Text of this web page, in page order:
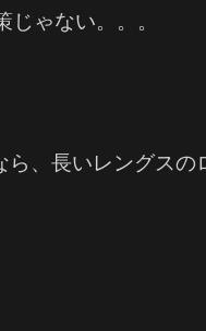
ゃない。。。
、長いレングスの